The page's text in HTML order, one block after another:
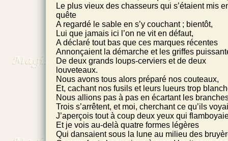
Le plus vieux des chasseurs qui s’étaient mis
quête
A regardé le sable en s’y couchant ; bientôt,
Lui que jamais ici l’on ne vit en défaut,
A déclaré tout bas que ces marques récentes
Annonçaient la démarche et les griffes
De deux grands loups-cerviers et de deux
louveteaux.
Nous avons tous alors préparé nos couteaux,
Et, cachant nos fusils et leurs lueurs trop
Nous allions pas à pas en écartant les
Trois s’arrêtent, et moi, cherchant ce qu’ils
J’aperçois tout à coup deux yeux qui
Et je vois au-delà quatre formes légères
Qui dansaient sous la lune au milieu des